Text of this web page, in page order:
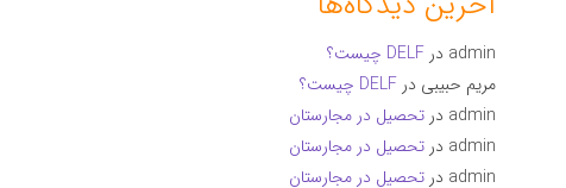
admin در DELF چیست؟
مریم حبیبی در DELF چیست؟
admin در تحصیل در مجارستان
admin در تحصیل در مجارستان
admin در تحصیل در مجارستان